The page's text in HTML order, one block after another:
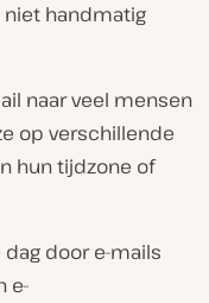
handmatig
naar veel mensen
op verschillende
hun tijdzone of
door e-mails
e-